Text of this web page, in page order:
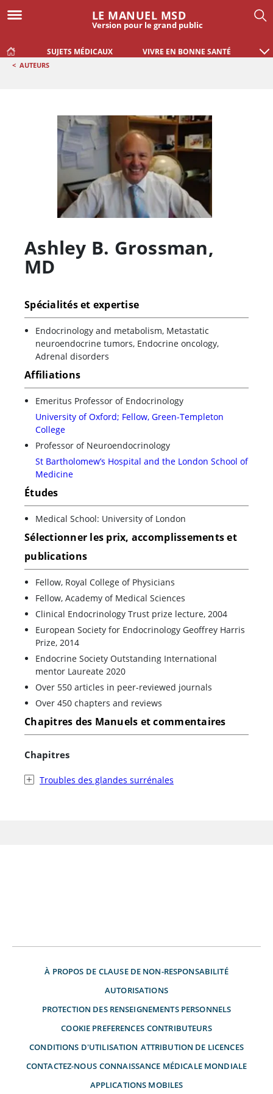
LE MANUEL MSD
Version pour le grand public
SUJETS MÉDICAUX VIVRE EN BONNE SANTÉ
< AUTEURS
Ashley B. Grossman,
MD
Spécialités et expertise
Endocrinology and metabolism, Metastatic
neuroendocrine tumors, Endocrine oncology,
Adrenal disorders
Affiliations
Emeritus Professor of Endocrinology
University of Oxford; Fellow, Green-Templeton
College
Professor of Neuroendocrinology
St Bartholomew’s Hospital and the London School of
Medicine
Études
Medical School: University of London
Sélectionner les prix, accomplissements et
publications
Fellow, Royal College of Physicians
Fellow, Academy of Medical Sciences
Clinical Endocrinology Trust prize lecture, 2004
European Society for Endocrinology Geoffrey Harris
Prize, 2014
Endocrine Society Outstanding International
mentor Laureate 2020
Over 550 articles in peer-reviewed journals
Over 450 chapters and reviews
Chapitres des Manuels et commentaires
Chapitres
Troubles des glandes surrénales
À PROPOS DE CLAUSE DE NON-RESPONSABILITÉ
AUTORISATIONS
PROTECTION DES RENSEIGNEMENTS PERSONNELS
COOKIE PREFERENCES CONTRIBUTEURS
CONDITIONS D'UTILISATION ATTRIBUTION DE LICENCES
CONTACTEZ-NOUS CONNAISSANCE MÉDICALE MONDIALE
APPLICATIONS MOBILES